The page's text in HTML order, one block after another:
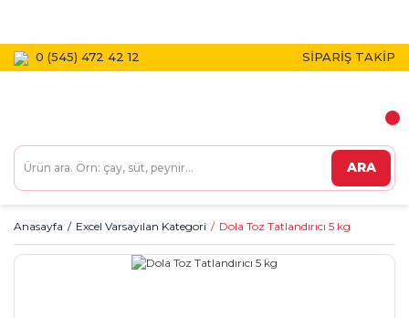
0 (545) 472 42 12 SİPARİŞ TAKİP
ARA
Anasayfa Excel Varsayılan Kategori Dola Toz Tatlandırıcı 5 kg